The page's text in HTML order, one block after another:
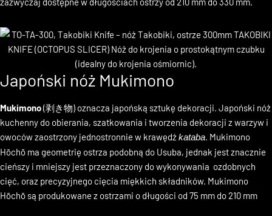
plasterków ryby łatwiej niż przy użyciu noża Yanagi. Takohiki są
Japoński nóż Mukimono
Mukimono(剥き物) oznacza japońską sztukę dekoracji. Japoński nóż
kuchenny do obierania, szatkowania i tworzenia dekoracji z warzyw i
owoców zaostrzony jednostronnie w krawędźkataba. Mukimono
Hōchō ma geometrię ostrza podobną do Usuba, jednak jest znacznie
cieńszy i mniejszy jest przeznaczony do wykonywania ozdobnych
cięć, oraz precyzyjnego cięcia miękkich składników. Mukimono